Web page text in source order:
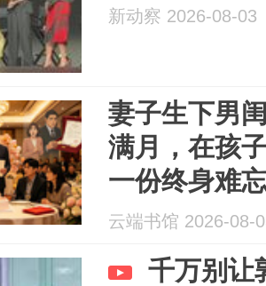
新动察 2026-08-03
妻子生下男
满月，在孩
一份终身难
云端书馆 2026-08-
千万别让